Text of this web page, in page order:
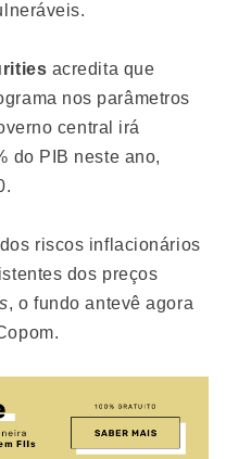
acredita que
nos parâmetros
central irá
do PIB neste ano,
riscos inflacionários
dos preços
, o fundo antevê agora